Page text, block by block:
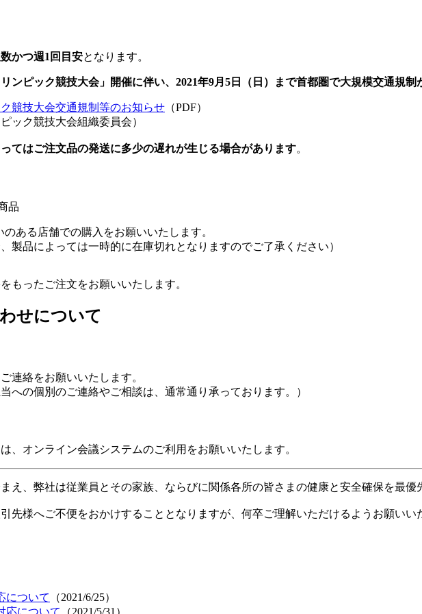
かつ週1回目安となります。
リンピック競技大会」開催に伴い、2021年9月5日（日）まで首都圏で大規模交通規制
競技大会交通規制等のお知らせ （PDF）
ック競技大会組織委員会）
てはご注文品の発送に多少の遅れが生じる場合があります。
品
ある店舗での購入をお願いいたします。
製品によっては一時的に在庫切れとなりますのでご了承ください）
もったご注文をお願いいたします。
せについて
連絡をお願いいたします。
への個別のご連絡やご相談は、通常通り承っております。）
、オンライン会議システムのご利用をお願いいたします。
え、弊社は従業員とその家族、ならびに関係各所の皆さまの健康と安全確保を最優
先様へご不便をおかけすることとなりますが、何卒ご理解いただけるようお願いい
について
（2021/6/25）
応について
（2021/5/31）